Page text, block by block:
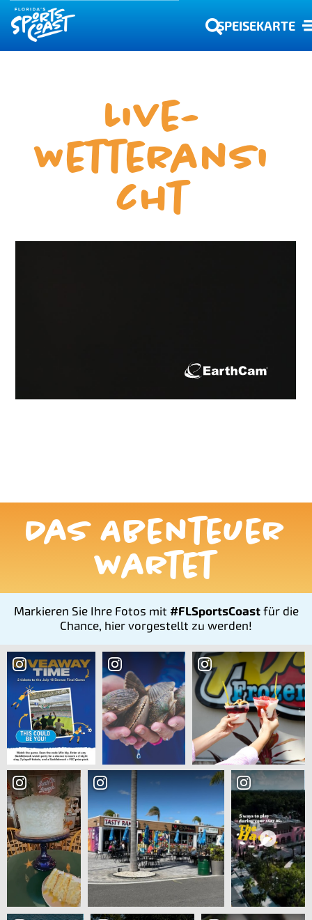
SPEISEKARTE
Live-
Wetteransi
cht
Das Abenteuer
wartet
Markieren Sie Ihre Fotos mit #FLSportsCoastfür die
Chance, hier vorgestellt zu werden!